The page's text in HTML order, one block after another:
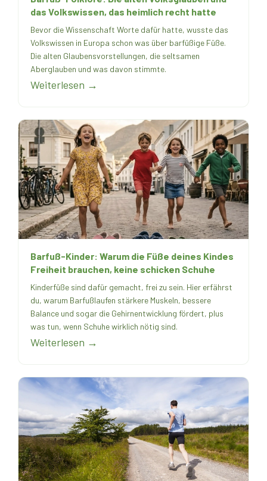
das Volkswissen, das heimlich recht hatte
Bevor die Wissenschaft Worte dafür hatte, wusste das
Volkswissen in Europa schon was über barfüßige Füße.
Die alten Glaubensvorstellungen, die seltsamen
Aberglauben und was davon stimmte.
Weiterlesen →
Barfuß-Kinder: Warum die Füße deines Kindes
Freiheit brauchen, keine schicken Schuhe
Kinderfüße sind dafür gemacht, frei zu sein. Hier erfährst
du, warum Barfußlaufen stärkere Muskeln, bessere
Balance und sogar die Gehirnentwicklung fördert, plus
was tun, wenn Schuhe wirklich nötig sind.
Weiterlesen →